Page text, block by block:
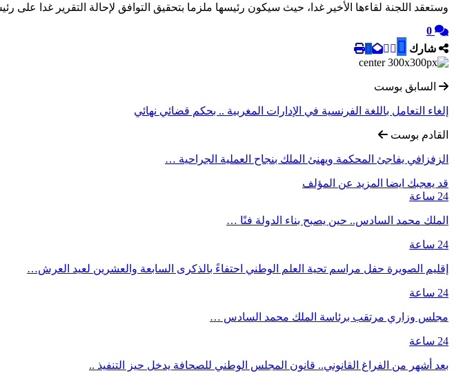
وستعقد اللجنة لقاءها الأخير غدا، حيث سيكون رئيسها ملزما بتحقيق التوافق لإحالة التقرير غدا على
0
شارك
السابق بوست
إلغاء التعامل باللغة الفرنسية في الإدارات المغربية .. بحكم قضائي نهائي
القادم بوست
الزفزافي يفاجئ المحكمة ويهنئ الملك بنجاح العملية الجراحية …
قد يعجبك ايضا المزيد عن المؤلف
24 ساعة
الملك محمد السادس.. حين يصبح بناء الدولة فنًا …
24 ساعة
إقليم الصويرة حفل مراسم تحية العلم الوطني احتفاءً بالذكرى السابعة والعشرين لعيد العرش…
24 ساعة
مجلس وزاري مرتقب برئاسة الملك محمد السادس …
24 ساعة
بعد أشهر من الفراغ القانوني.. قانون المجلس الوطني للصحافة يدخل حيز التنفيذ ..